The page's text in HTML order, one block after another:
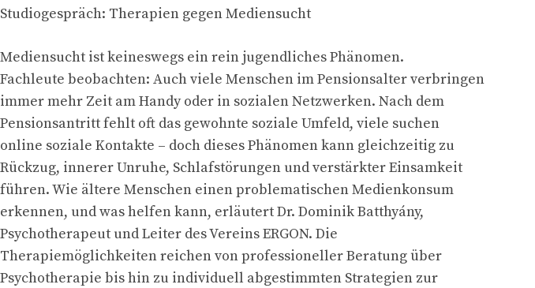
Studiogespräch: Therapien gegen Mediensucht
Mediensucht ist keineswegs ein rein jugendliches Phänomen.
Fachleute beobachten: Auch viele Menschen im Pensionsalter verbringen
immer mehr Zeit am Handy oder in sozialen Netzwerken. Nach dem
Pensionsantritt fehlt oft das gewohnte soziale Umfeld, viele suchen
online soziale Kontakte – doch dieses Phänomen kann gleichzeitig zu
Rückzug, innerer Unruhe, Schlafstörungen und verstärkter Einsamkeit
führen. Wie ältere Menschen einen problematischen Medienkonsum
erkennen, und was helfen kann, erläutert Dr. Dominik Batthyány,
Psychotherapeut und Leiter des Vereins ERGON. Die
Therapiemöglichkeiten reichen von professioneller Beratung über
Psychotherapie bis hin zu individuell abgestimmten Strategien zur